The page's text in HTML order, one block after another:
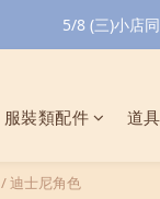
5/8 (三)小店
服裝類配件 道
/迪士尼角色